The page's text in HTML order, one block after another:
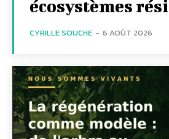
écosystèmes
CYRILLE SOUCHE - 6 AOÛT 2026